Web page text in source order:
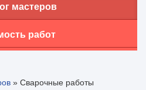
мастеров
работ
» Сварочные работы